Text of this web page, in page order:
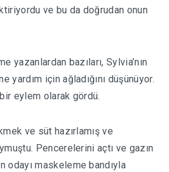
ve bu da doğrudan onun
yazanlardan bazıları, Sylvia’nın
yardım için ağladığını düşünüyor.
eylem olarak gördü.
ve süt hazırlamış ve
Pencerelerini açtı ve gazın
odayı maskeleme bandıyla